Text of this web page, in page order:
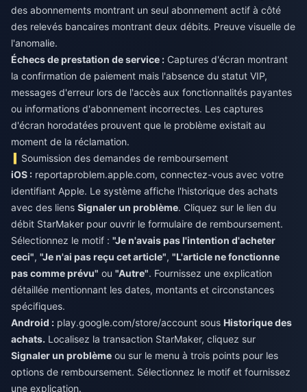
des abonnements montrant un seul abonnement actif à côté
des relevés bancaires montrant deux débits. Preuve visuelle de
l'anomalie.
Échecs de prestation de service : Captures d'écran montrant
la confirmation de paiement mais l'absence du statut VIP,
messages d'erreur lors de l'accès aux fonctionnalités payantes
ou informations d'abonnement incorrectes. Les captures
d'écran horodatées prouvent que le problème existait au
moment de la réclamation.
Soumission des demandes de remboursement
iOS : reportaproblem.apple.com, connectez-vous avec votre
identifiant Apple. Le système affiche l'historique des achats
avec des liens Signaler un problème. Cliquez sur le lien du
débit StarMaker pour ouvrir le formulaire de remboursement.
Sélectionnez le motif : "Je n'avais pas l'intention d'acheter
ceci", "Je n'ai pas reçu cet article", "L'article ne fonctionne
pas comme prévu" ou "Autre". Fournissez une explication
détaillée mentionnant les dates, montants et circonstances
spécifiques.
Android : play.google.com/store/account sous Historique des
achats. Localisez la transaction StarMaker, cliquez sur
Signaler un problème ou sur le menu à trois points pour les
options de remboursement. Sélectionnez le motif et fournissez
une explication.